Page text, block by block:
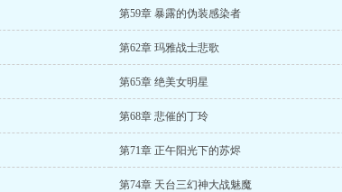
第59章 暴露的伪装感染者
第62章 玛雅战士悲歌
第65章 绝美女明星
第68章 悲催的丁玲
第71章 正午阳光下的苏烬
第74章 天台三幻神大战魅魔